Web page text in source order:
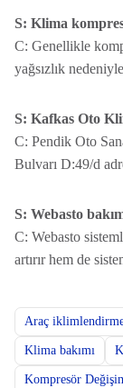
S: Klima
C: Genellikle
yağsızlık
S: Kafkas Oto
C: Pendik Oto
Bulvarı D:49/d
S: Webasto
C: Webasto
artırır hem de
Araç
Klima bakımı
Kompresör